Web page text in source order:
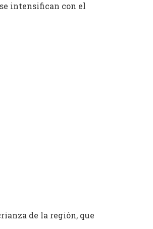
intensifican con el
de la región, que